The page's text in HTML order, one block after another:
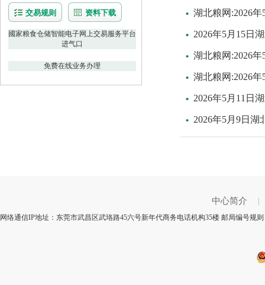
交易规则 资料下载
國家粮食仓储智能电子网上交易服务平台
进气口
免费在线业务办理
湖北粮网:2026
2026年5月15日
湖北粮网:2026
湖北粮网:2026
2026年5月11日
2026年5月9日
中心简介
网络通信IP地址：东莞市武昌区武珞路45六号新年代商务电话机构35楼 邮局编号规